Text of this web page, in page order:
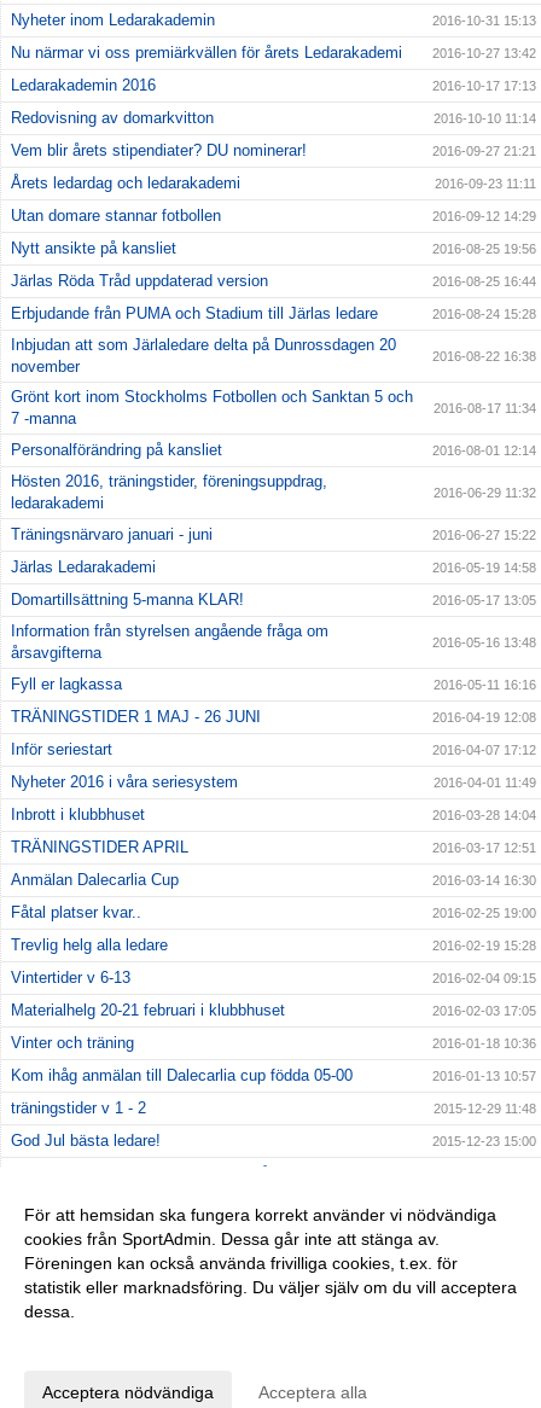
Nyheter inom Ledarakademin 2016-10-31 15:13
Nu närmar vi oss premiärkvällen för årets Ledarakademi 2016-10-27 13:42
Ledarakademin 2016 2016-10-17 17:13
Redovisning av domarkvitton 2016-10-10 11:14
Vem blir årets stipendiater? DU nominerar! 2016-09-27 21:21
Årets ledardag och ledarakademi 2016-09-23 11:11
Utan domare stannar fotbollen 2016-09-12 14:29
Nytt ansikte på kansliet 2016-08-25 19:56
Järlas Röda Tråd uppdaterad version 2016-08-25 16:44
Erbjudande från PUMA och Stadium till Järlas ledare 2016-08-24 15:28
Inbjudan att som Järlaledare delta på Dunrossdagen 20
november
2016-08-22 16:38
Grönt kort inom Stockholms Fotbollen och Sanktan 5 och
7 -manna
2016-08-17 11:34
Personalförändring på kansliet 2016-08-01 12:14
Hösten 2016, träningstider, föreningsuppdrag,
ledarakademi
2016-06-29 11:32
Träningsnärvaro januari - juni 2016-06-27 15:22
Järlas Ledarakademi 2016-05-19 14:58
Domartillsättning 5-manna KLAR! 2016-05-17 13:05
Information från styrelsen angående fråga om
årsavgifterna
2016-05-16 13:48
Fyll er lagkassa 2016-05-11 16:16
TRÄNINGSTIDER 1 MAJ - 26 JUNI 2016-04-19 12:08
Inför seriestart 2016-04-07 17:12
Nyheter 2016 i våra seriesystem 2016-04-01 11:49
Inbrott i klubbhuset 2016-03-28 14:04
TRÄNINGSTIDER APRIL 2016-03-17 12:51
Anmälan Dalecarlia Cup 2016-03-14 16:30
Fåtal platser kvar.. 2016-02-25 19:00
Trevlig helg alla ledare 2016-02-19 15:28
Vintertider v 6-13 2016-02-04 09:15
Materialhelg 20-21 februari i klubbhuset 2016-02-03 17:05
Vinter och träning 2016-01-18 10:36
Kom ihåg anmälan till Dalecarlia cup födda 05-00 2016-01-13 10:57
träningstider v 1 - 2 2015-12-29 11:48
God Jul bästa ledare! 2015-12-23 15:00
MATERIAL 2015-12-15 17:23
JULMINGEL 17 december i klubbhuset 2015-12-14 09:00
Nyhetsbrev nr 1 2015-12-11 10:56
För att hemsidan ska fungera korrekt använder vi nödvändiga
cookies från SportAdmin. Dessa går inte att stänga av.
Föreningen kan också använda frivilliga cookies, t.ex. för
statistik eller marknadsföring. Du väljer själv om du vill acceptera
dessa.
Acceptera nödvändiga Acceptera alla